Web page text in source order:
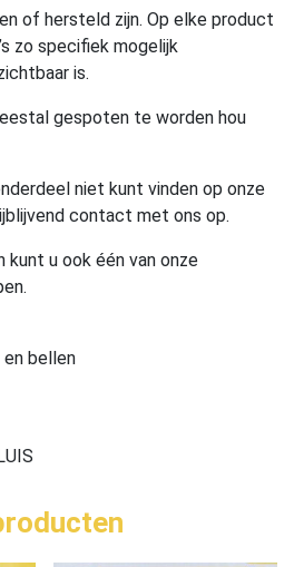
of hersteld zijn. Op elke product
zo specifiek mogelijk
is.
gespoten te worden hou
niet kunt vinden op onze
contact met ons op.
kunt u ook één van onze
bellen